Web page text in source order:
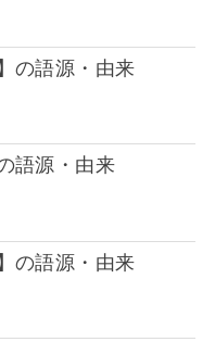
の語源・由来
語源・由来
の語源・由来